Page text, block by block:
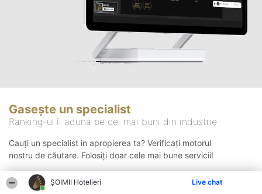
ȘOIMII Hotelieri Live chat
Gasește un specialist
Ranking-ul îi adună pe cei mai buni din industrie
Cauți un specialist in apropierea ta? Verificați motorul
nostru de căutare. Folosiți doar cele mai bune servicii!